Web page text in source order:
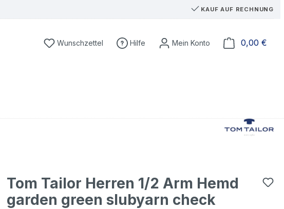
KAUF AUF RECHNUNG
Du hast 0 Produkte auf dem Merkzettel
Wunschzettel Hilfe 0,00 €
Tom Tailor Herren 1/2 Arm Hemd
garden green slubyarn check